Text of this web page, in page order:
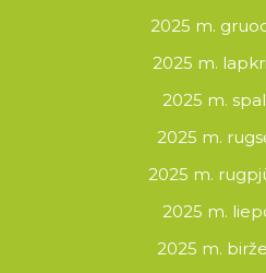
2025 m.
2025 m.
2025 m.
2025 m.
2025 m.
2025 m.
2025 m.